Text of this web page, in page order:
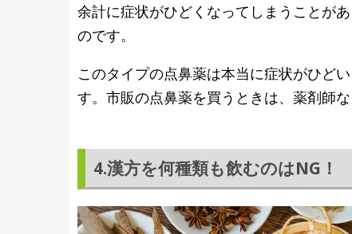
余計に症状がひどくなってしまうことが
のです。
このタイプの点鼻薬は本当に症状がひど
す。市販の点鼻薬を買うときは、薬剤師
4.漢方を何種類も飲むのはNG！